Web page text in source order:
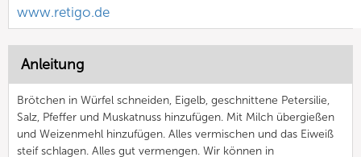
www.retigo.de
Anleitung
Brötchen in Würfel schneiden, Eigelb, geschnittene Petersilie,
Salz, Pfeffer und Muskatnuss hinzufügen. Mit Milch übergießen
und Weizenmehl hinzufügen. Alles vermischen und das Eiweiß
steif schlagen. Alles gut vermengen. Wir können in